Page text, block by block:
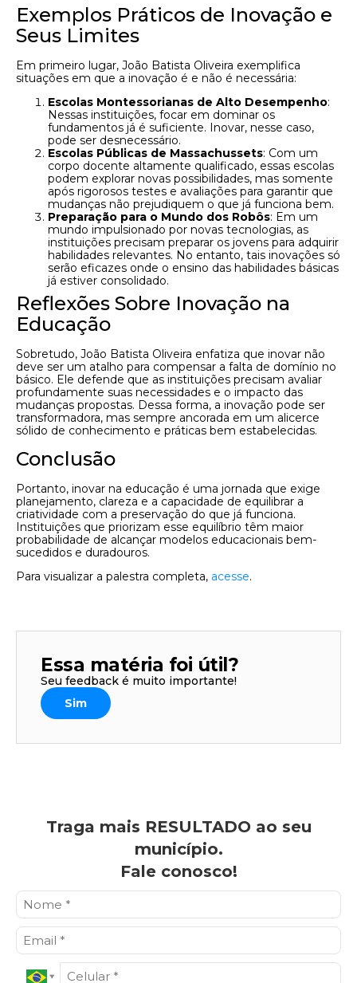
Exemplos Práticos de Inovação e
Seus Limites
Em primeiro lugar, João Batista Oliveira exemplifica
situações em que a inovação é e não é necessária:
Escolas Montessorianas de Alto Desempenho:
Nessas instituições, focar em dominar os
fundamentos já é suficiente. Inovar, nesse caso,
pode ser desnecessário.
Escolas Públicas de Massachussets: Com um
corpo docente altamente qualificado, essas escolas
podem explorar novas possibilidades, mas somente
após rigorosos testes e avaliações para garantir que
mudanças não prejudiquem o que já funciona bem.
Preparação para o Mundo dos Robôs: Em um
mundo impulsionado por novas tecnologias, as
instituições precisam preparar os jovens para adquirir
habilidades relevantes. No entanto, tais inovações só
serão eficazes onde o ensino das habilidades básicas
já estiver consolidado.
Reflexões Sobre Inovação na
Educação
Sobretudo, João Batista Oliveira enfatiza que inovar não
deve ser um atalho para compensar a falta de domínio no
básico. Ele defende que as instituições precisam avaliar
profundamente suas necessidades e o impacto das
mudanças propostas. Dessa forma, a inovação pode ser
transformadora, mas sempre ancorada em um alicerce
sólido de conhecimento e práticas bem estabelecidas.
Conclusão
Portanto, inovar na educação é uma jornada que exige
planejamento, clareza e a capacidade de equilibrar a
criatividade com a preservação do que já funciona.
Instituições que priorizam esse equilíbrio têm maior
probabilidade de alcançar modelos educacionais bem-
sucedidos e duradouros.
Para visualizar a palestra completa, acesse.
Essa matéria foi útil?
Seu feedback é muito importante!
Sim
Traga mais RESULTADO ao seu
município.
Fale conosco!